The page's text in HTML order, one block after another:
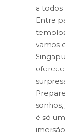
a todos
Entre
vamos
é só